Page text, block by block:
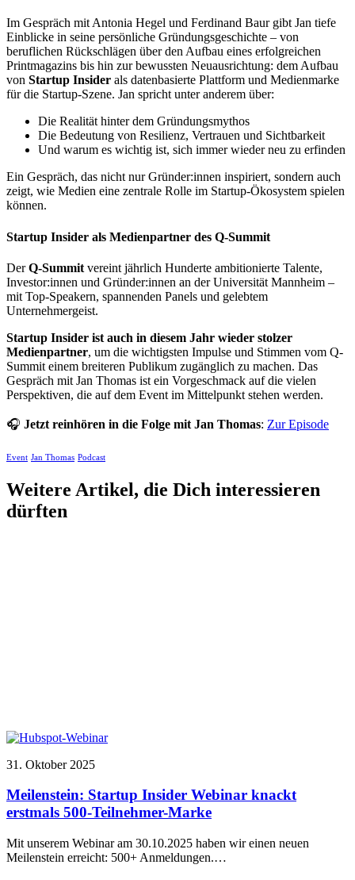
Im Gespräch mit Antonia Hegel und Ferdinand Baur gibt Jan tiefe
Einblicke in seine persönliche Gründungsgeschichte – von
beruflichen Rückschlägen über den Aufbau eines erfolgreichen
Printmagazins bis hin zur bewussten Neuausrichtung: dem Aufbau
von Startup Insider als datenbasierte Plattform und Medienmarke
für die Startup-Szene. Jan spricht unter anderem über:
Die Realität hinter dem Gründungsmythos
Die Bedeutung von Resilienz, Vertrauen und Sichtbarkeit
Und warum es wichtig ist, sich immer wieder neu zu erfinden
Ein Gespräch, das nicht nur Gründer:innen inspiriert, sondern auch
zeigt, wie Medien eine zentrale Rolle im Startup-Ökosystem spielen
können.
Startup Insider als Medienpartner des Q-Summit
DerQ-Summit vereint jährlich Hunderte ambitionierte Talente,
Investor:innen und Gründer:innen an der Universität Mannheim –
mit Top-Speakern, spannenden Panels und gelebtem
Unternehmergeist.
Startup Insider ist auch in diesem Jahr wieder stolzer
Medienpartner, um die wichtigsten Impulse und Stimmen vom Q-
Summit einem breiteren Publikum zugänglich zu machen. Das
Gespräch mit Jan Thomas ist ein Vorgeschmack auf die vielen
Perspektiven, die auf dem Event im Mittelpunkt stehen werden.
🎧 Jetzt reinhören in die Folge mit Jan Thomas: Zur Episode
Event Jan Thomas Podcast
Weitere Artikel, die Dich interessieren
dürften
31. Oktober 2025
Meilenstein: Startup Insider Webinar knackt
erstmals 500-Teilnehmer-Marke
Mit unserem Webinar am 30.10.2025 haben wir einen neuen
Meilenstein erreicht: 500+ Anmeldungen.…